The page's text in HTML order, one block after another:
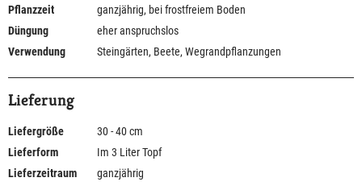
Pflanzzeit
ganzjährig, bei frostfreiem Boden
Düngung
eher anspruchslos
Verwendung
Steingärten, Beete, Wegrandpflanzungen
Lieferung
Liefergröße
30 - 40 cm
Lieferform
Im 3 Liter Topf
Lieferzeitraum
ganzjährig